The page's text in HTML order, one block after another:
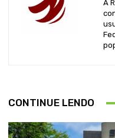
A
CONTINUE LENDO